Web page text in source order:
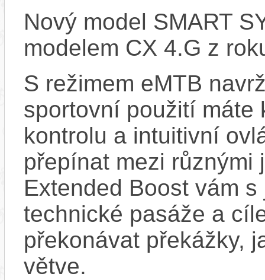
Nový model SMART
modelem CX 4.G z
S režimem eMTB
sportovní použití máte
kontrolu a intuitivní
přepínat mezi různými
Extended Boost vám
technické pasáže a
překonávat překážky,
větve.